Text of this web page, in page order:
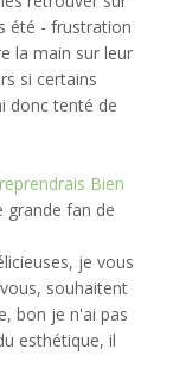
été - frustration
la main sur leur
si certains
donc tenté de
Bien
grande fan de
je vous
souhaitent
bon je n'ai pas
esthétique, il